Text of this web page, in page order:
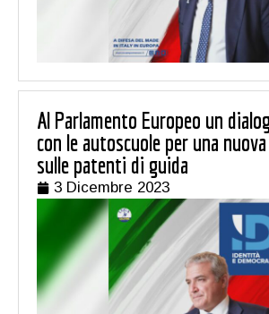
Al Parlamento Europeo un
con le autoscuole per una
sulle patenti di guida
3 Dicembre 2023